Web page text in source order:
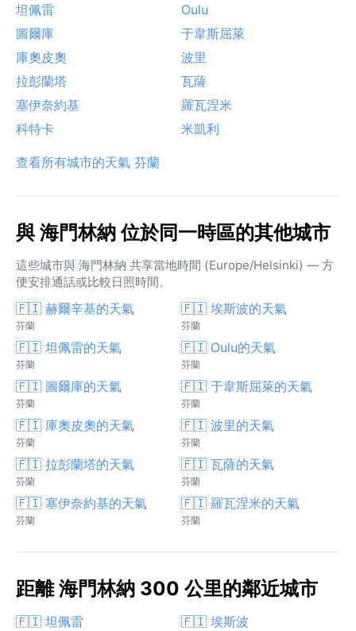
坦佩雷
Oulu
圖爾庫
于韋斯屈萊
庫奧皮奧
波里
拉彭蘭塔
瓦薩
塞伊奈約基
羅瓦涅米
科特卡
米凱利
查看所有城市的天氣 芬蘭
與 海門林納 位於同一時區的其他城市
這些城市與 海門林納 共享當地時間 (Europe/Helsinki) — 方
便安排通話或比較日照時間。
🇫🇮 赫爾辛基的天氣
芬蘭
🇫🇮 埃斯波的天氣
芬蘭
🇫🇮 坦佩雷的天氣
芬蘭
🇫🇮 Oulu的天氣
芬蘭
🇫🇮 圖爾庫的天氣
芬蘭
🇫🇮 于韋斯屈萊的天氣
芬蘭
🇫🇮 庫奧皮奧的天氣
芬蘭
🇫🇮 波里的天氣
芬蘭
🇫🇮 拉彭蘭塔的天氣
芬蘭
🇫🇮 瓦薩的天氣
芬蘭
🇫🇮 塞伊奈約基的天氣
芬蘭
🇫🇮 羅瓦涅米的天氣
芬蘭
距離 海門林納 300 公里的鄰近城市
🇫🇮 坦佩雷 🇫🇮 埃斯波